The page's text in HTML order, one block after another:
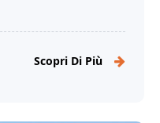
Scopri Di Più